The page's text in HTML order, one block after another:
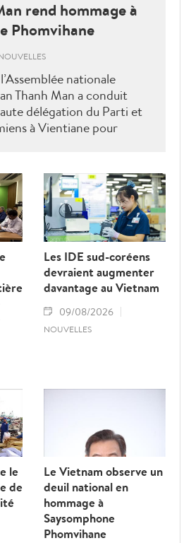
rend hommage à
Phomvihane
nationale
Thanh Man a conduit
délégation du Parti et
à Vientiane pour
ses contributions
des relations d’amitié et
les deux pays.
Les IDE sud-coréens
devraient augmenter
davantage au Vietnam
09/08/2026
NOUVELLES
le
de
Le Vietnam observe un
deuil national en
hommage à
Saysomphone
Phomvihane